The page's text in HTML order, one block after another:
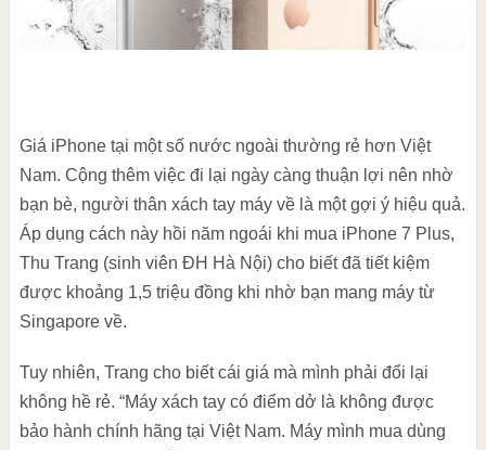
Giá iPhone tại một số nước ngoài thường rẻ hơn Việt
Nam. Cộng thêm việc đi lại ngày càng thuận lợi nên nhờ
bạn bè, người thân xách tay máy về là một gợi ý hiệu quả.
Áp dụng cách này hồi năm ngoái khi mua iPhone 7 Plus,
Thu Trang (sinh viên ĐH Hà Nội) cho biết đã tiết kiệm
được khoảng 1,5 triệu đồng khi nhờ bạn mang máy từ
Singapore về.
Tuy nhiên, Trang cho biết cái giá mà mình phải đổi lại
không hề rẻ. “Máy xách tay có điểm dở là không được
bảo hành chính hãng tại Việt Nam. Máy mình mua dùng